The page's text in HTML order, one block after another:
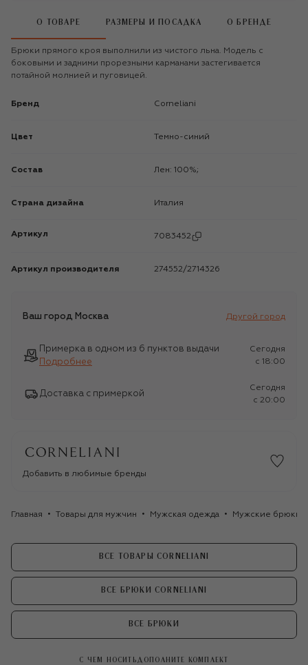
О ТОВАРЕ РАЗМЕРЫ И ПОСАДКА О БРЕНДЕ
Брюки прямого кроя выполнили из чистого льна. Модель с
боковыми и задними прорезными карманами застегивается
потайной молнией и пуговицей.
Бренд Corneliani
Цвет Темно-синий
Состав Лен: 100%;
Страна дизайна Италия
Артикул 7083452
Артикул производителя 274552/2714326
Ваш город Москва Другой город
Примерка в одном из 6 пунктов выдачи
Подробнее
Сегодня
c 18:00
Доставка с примеркой
Сегодня
c 20:00
Добавить в любимые бренды
Главная Товары для мужчин Мужская одежда Мужские брюки
ВСЕ ТОВАРЫ CORNELIANI
ВСЕ БРЮКИ CORNELIANI
ВСЕ БРЮКИ
С ЧЕМ НОСИТЬ ДОПОЛНИТЕ КОМПЛЕКТ